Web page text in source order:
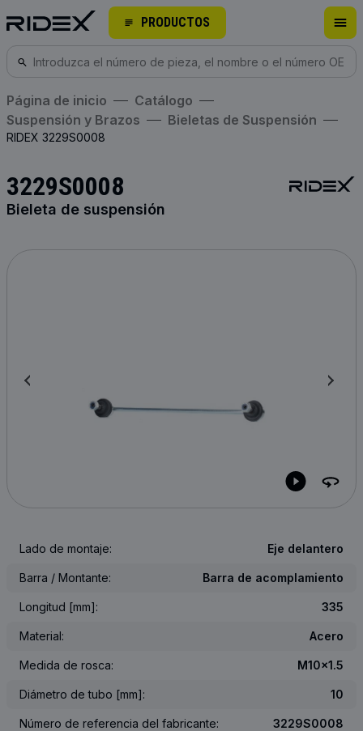
PRODUCTOS
Página de inicio
Catálogo
Suspensión y Brazos
Bieletas de Suspensión
RIDEX 3229S0008
3229S0008
Bieleta de suspensión
Lado de montaje: Eje delantero
Barra / Montante: Barra de acomplamiento
Longitud [mm]: 335
Material: Acero
Medida de rosca: M10x1.5
Diámetro de tubo [mm]: 10
Número de referencia del fabricante: 3229S0008